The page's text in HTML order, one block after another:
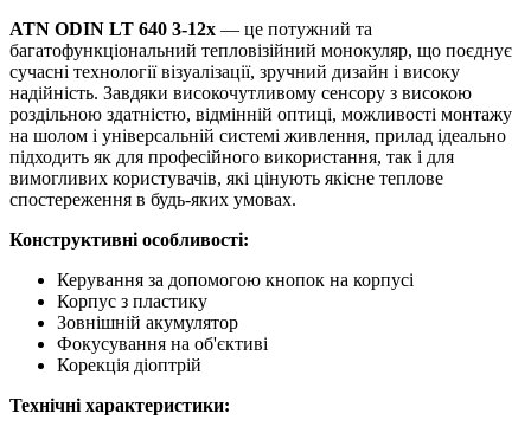
ATN ODIN LT 640 3-12x — це потужний та
багатофункціональний тепловізійний монокуляр, що поєднує
сучасні технології візуалізації, зручний дизайн і високу
надійність. Завдяки високочутливому сенсору з високою
роздільною здатністю, відмінній оптиці, можливості монтажу
на шолом і універсальній системі живлення, прилад ідеально
підходить як для професійного використання, так і для
вимогливих користувачів, які цінують якісне теплове
спостереження в будь-яких умовах.
Конструктивні особливості:
Керування за допомогою кнопок на корпусі
Корпус з пластику
Зовнішній акумулятор
Фокусування на об'єктиві
Корекція діоптрій
Технічні характеристики: